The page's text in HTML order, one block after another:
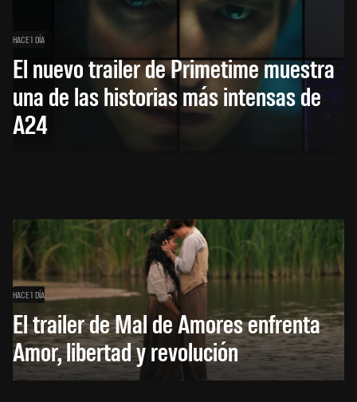
HACE 1 DÍA
El nuevo trailer de Primetime muestra
una de las historias más intensas de
A24
HACE 1 DÍA
El trailer de Mal de Amores enfrenta
Amor, libertad y revolución